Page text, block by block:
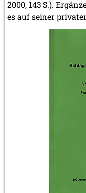
2000, 143 S.).
es auf seiner